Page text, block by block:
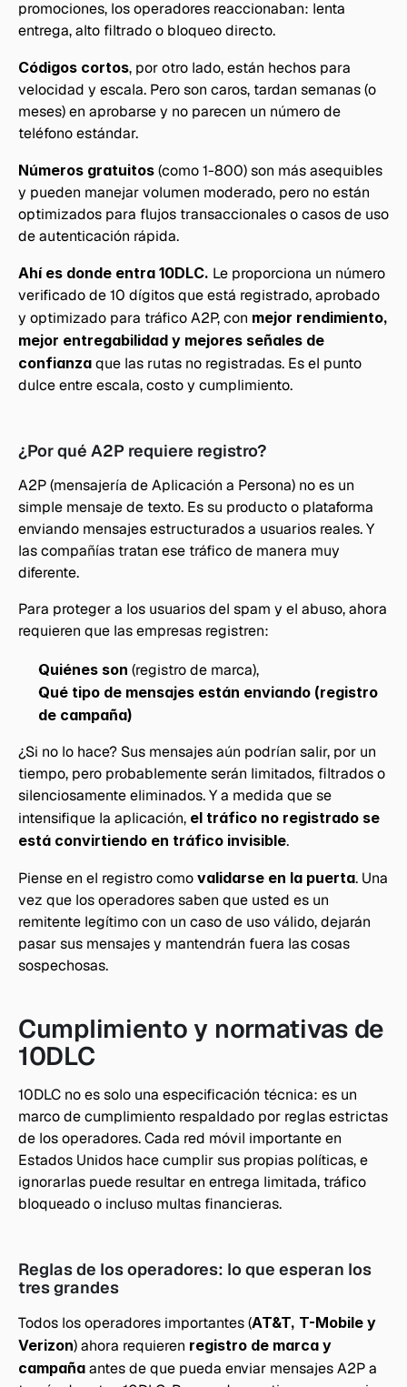
promociones, los operadores reaccionaban: lenta
entrega, alto filtrado o bloqueo directo.
Códigos cortos, por otro lado, están hechos para
velocidad y escala. Pero son caros, tardan semanas (o
meses) en aprobarse y no parecen un número de
teléfono estándar.
Números gratuitos (como 1-800) son más asequibles
y pueden manejar volumen moderado, pero no están
optimizados para flujos transaccionales o casos de uso
de autenticación rápida.
Ahí es donde entra 10DLC. Le proporciona un número
verificado de 10 dígitos que está registrado, aprobado
y optimizado para tráfico A2P, con mejor rendimiento,
mejor entregabilidad y mejores señales de
confianza que las rutas no registradas. Es el punto
dulce entre escala, costo y cumplimiento.
¿Por qué A2P requiere registro?
A2P (mensajería de Aplicación a Persona) no es un
simple mensaje de texto. Es su producto o plataforma
enviando mensajes estructurados a usuarios reales. Y
las compañías tratan ese tráfico de manera muy
diferente.
Para proteger a los usuarios del spam y el abuso, ahora
requieren que las empresas registren:
Quiénes son (registro de marca),
Qué tipo de mensajes están enviando (registro
de campaña)
¿Si no lo hace? Sus mensajes aún podrían salir, por un
tiempo, pero probablemente serán limitados, filtrados o
silenciosamente eliminados. Y a medida que se
intensifique la aplicación, el tráfico no registrado se
está convirtiendo en tráfico invisible.
Piense en el registro como validarse en la puerta. Una
vez que los operadores saben que usted es un
remitente legítimo con un caso de uso válido, dejarán
pasar sus mensajes y mantendrán fuera las cosas
sospechosas.
Cumplimiento y normativas de
10DLC
10DLC no es solo una especificación técnica: es un
marco de cumplimiento respaldado por reglas estrictas
de los operadores. Cada red móvil importante en
Estados Unidos hace cumplir sus propias políticas, e
ignorarlas puede resultar en entrega limitada, tráfico
bloqueado o incluso multas financieras.
Reglas de los operadores: lo que esperan los
tres grandes
Todos los operadores importantes (AT&T, T-Mobile y
Verizon) ahora requieren registro de marca y
campaña antes de que pueda enviar mensajes A2P a